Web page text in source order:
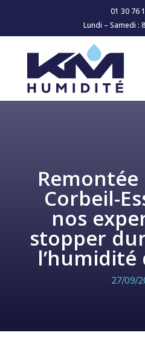
01 30 76
Lundi – Samedi :
Corbeil-
nos
stopper
l’humidité
27/09/